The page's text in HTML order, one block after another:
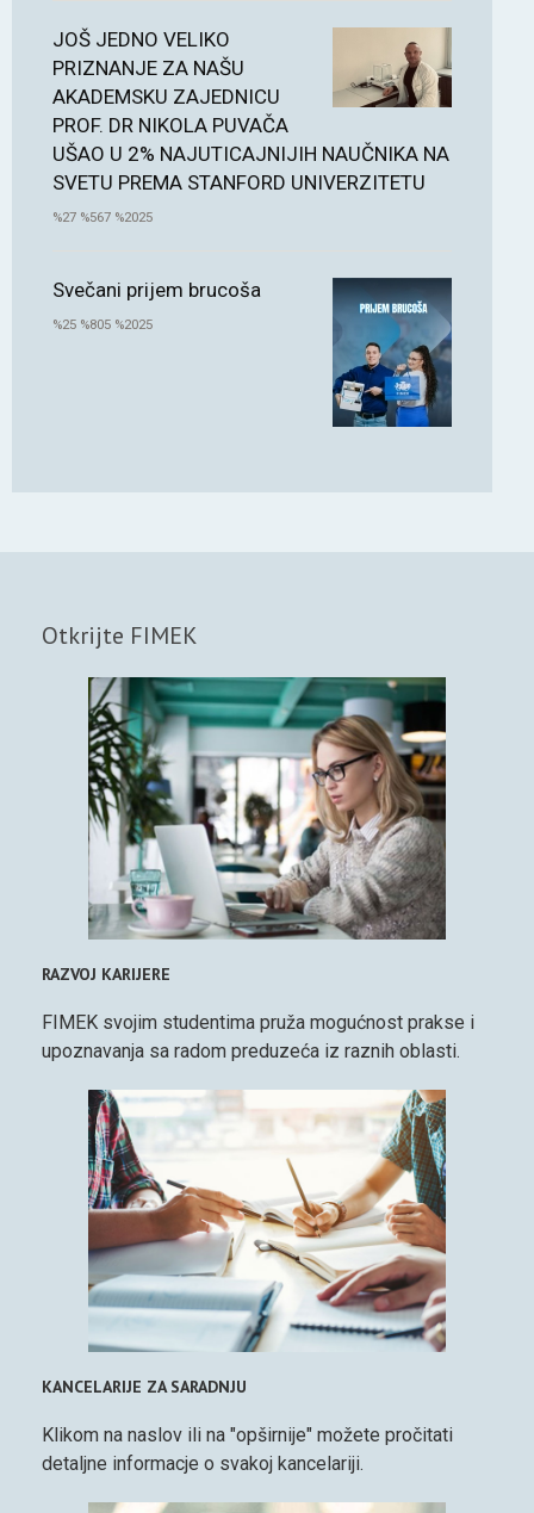
JOŠ JEDNO VELIKO
PRIZNANJE ZA NAŠU
AKADEMSKU ZAJEDNICU
PROF. DR NIKOLA PUVAČA
UŠAO U 2% NAJUTICAJNIJIH NAUČNIKA NA
SVETU PREMA STANFORD UNIVERZITETU
%27 %567 %2025
Svečani prijem brucoša
%25 %805 %2025
Otkrijte FIMEK
RAZVOJ KARIJERE
FIMEK svojim studentima pruža mogućnost prakse i
upoznavanja sa radom preduzeća iz raznih oblasti.
KANCELARIJE ZA SARADNJU
Klikom na naslov ili na "opširnije" možete pročitati
detaljne informacje o svakoj kancelariji.